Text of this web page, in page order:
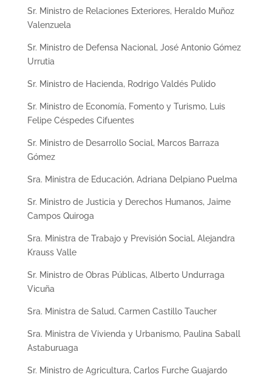
Sr. Ministro de Relaciones Exteriores, Heraldo Muñoz
Valenzuela
Sr. Ministro de Defensa Nacional, José Antonio Gómez
Urrutia
Sr. Ministro de Hacienda, Rodrigo Valdés Pulido
Sr. Ministro de Economía, Fomento y Turismo, Luis
Felipe Céspedes Cifuentes
Sr. Ministro de Desarrollo Social, Marcos Barraza
Gómez
Sra. Ministra de Educación, Adriana Delpiano Puelma
Sr. Ministro de Justicia y Derechos Humanos, Jaime
Campos Quiroga
Sra. Ministra de Trabajo y Previsión Social, Alejandra
Krauss Valle
Sr. Ministro de Obras Públicas, Alberto Undurraga
Vicuña
Sra. Ministra de Salud, Carmen Castillo Taucher
Sra. Ministra de Vivienda y Urbanismo, Paulina Saball
Astaburuaga
Sr. Ministro de Agricultura, Carlos Furche Guajardo